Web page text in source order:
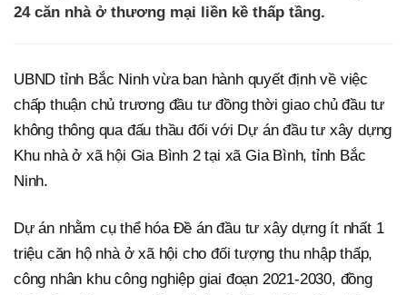
24 căn nhà ở thương mại liền kề thấp tầng.
UBND tỉnh Bắc Ninh vừa ban hành quyết định về việc
chấp thuận chủ trương đầu tư đồng thời giao chủ đầu tư
không thông qua đấu thầu đối với Dự án đầu tư xây dựng
Khu nhà ở xã hội Gia Bình 2 tại xã Gia Bình, tỉnh Bắc
Ninh.
Dự án nhằm cụ thể hóa Đề án đầu tư xây dựng ít nhất 1
triệu căn hộ nhà ở xã hội cho đối tượng thu nhập thấp,
công nhân khu công nghiệp giai đoạn 2021-2030, đồng